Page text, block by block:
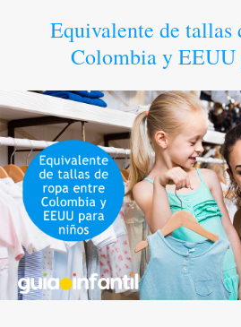
Equivalente de tallas
Colombia y EEUU